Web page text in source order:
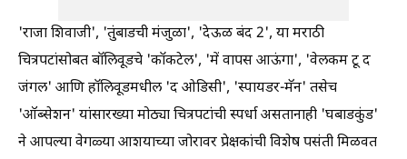
'राजा शिवाजी', 'तुंबाडची मंजुळा', 'देऊळ बंद 2', या मराठी
चित्रपटांसोबत बॉलिवूडचे 'कॉकटेल', 'में वापस आऊंगा', 'वेलकम टू द
जंगल' आणि हॉलिवूडमधील 'द ओडिसी', 'स्पायडर-मॅन' तसेच
'ऑब्सेशन' यांसारख्या मोठ्या चित्रपटांची स्पर्धा असतानाही 'घबाडकुंड'
ने आपल्या वेगळ्या आशयाच्या जोरावर प्रेक्षकांची विशेष पसंती मिळवत